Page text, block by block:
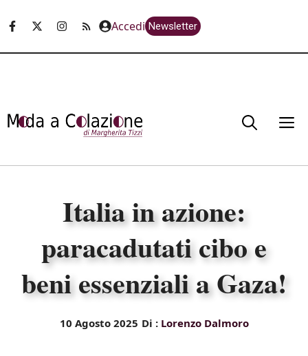
Accedi Newsletter
Italia in azione:
paracadutati cibo e
beni essenziali a Gaza!
10 Agosto 2025 Di : Lorenzo Dalmoro